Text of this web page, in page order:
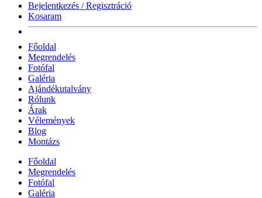
Bejelentkezés / Regisztráció
Kosaram
Főoldal
Megrendelés
Fotófal
Galéria
Ajándékutalvány
Rólunk
Árak
Vélemények
Blog
Montázs
Főoldal
Megrendelés
Fotófal
Galéria